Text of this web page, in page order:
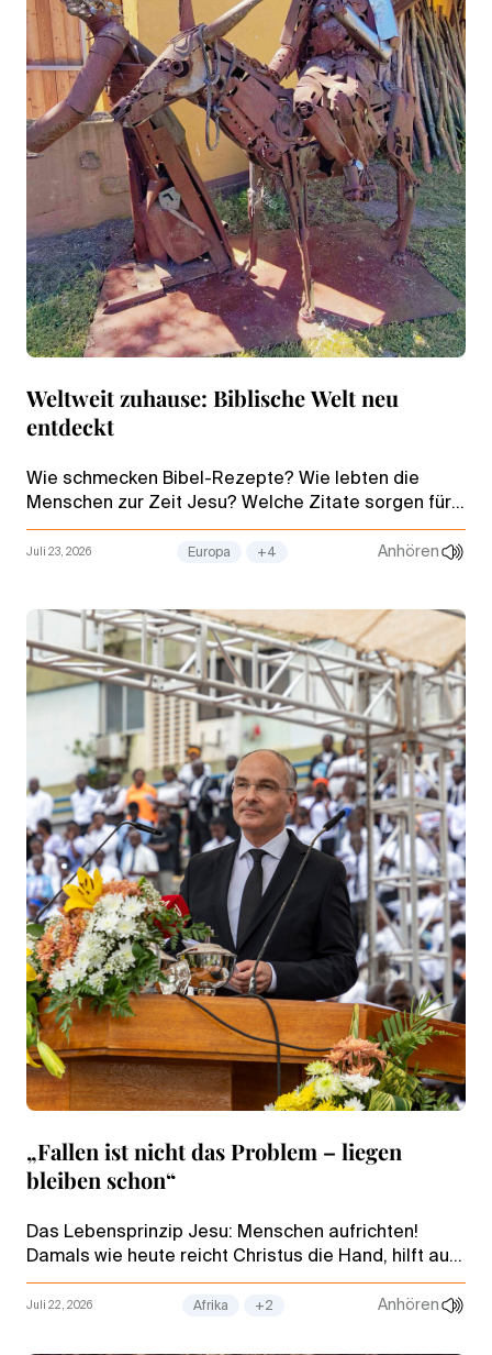
Weltweit zuhause: Biblische Welt neu
entdeckt
Wie schmecken Bibel-Rezepte? Wie lebten die
Menschen zur Zeit Jesu? Welche Zitate sorgen für
Lacher? Erfahrungen zum Facettenreichtum der
Bibel aus Westdeutschland.
Juli 23, 2026 Europa +4 Anhören
„Fallen ist nicht das Problem – liegen
bleiben schon“
Das Lebensprinzip Jesu: Menschen aufrichten!
Damals wie heute reicht Christus die Hand, hilft auf
und ermuntert im Alltag selbst das Licht zu sein.
Juli 22, 2026 Afrika +2 Anhören